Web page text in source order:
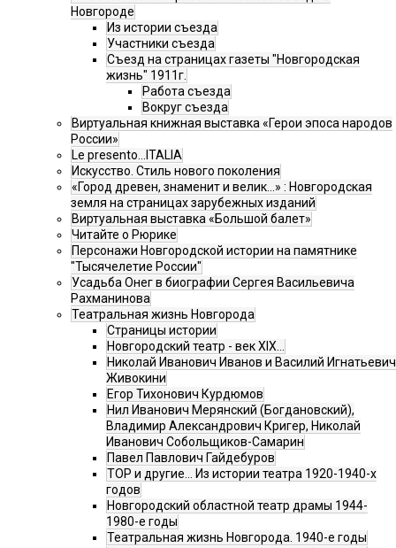
Новгороде
Из истории съезда
Участники съезда
Cъезд на страницах газеты "Новгородская
жизнь" 1911г.
Работа съезда
Вокруг съезда
Виртуальная книжная выставка «Герои эпоса народов
России»
Le presento...ITALIA
Искусство. Стиль нового поколения
«Город древен, знаменит и велик…» : Новгородская
земля на страницах зарубежных изданий
Виртуальная выставка «Большой балет»
Читайте о Рюрике
Персонажи Новгородской истории на памятнике
"Тысячелетие России"
Усадьба Онег в биографии Сергея Васильевича
Рахманинова
Театральная жизнь Новгорода
Страницы истории
Новгородский театр - век XIX…
Николай Иванович Иванов и Василий Игнатьевич
Живокини
Егор Тихонович Курдюмов
Нил Иванович Мерянский (Богдановский),
Владимир Александрович Кригер, Николай
Иванович Собольщиков-Самарин
Павел Павлович Гайдебуров
ТОР и другие… Из истории театра 1920-1940-х
годов
Новгородский областной театр драмы 1944-
1980-е годы
Театральная жизнь Новгорода. 1940-е годы